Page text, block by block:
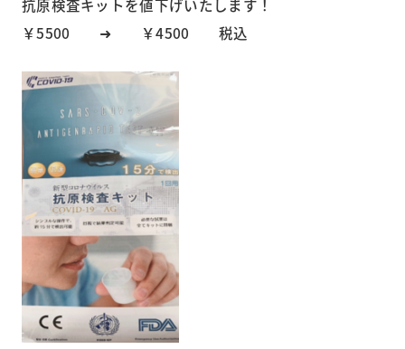
抗原検査キットを値下げいたします！
￥5500 ➜ ￥4500 税込